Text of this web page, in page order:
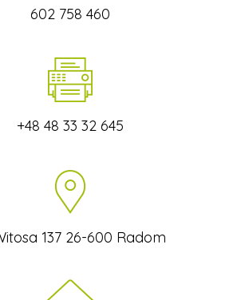
602 758 460
+48 48 33 32 645
137 26-600 Radom